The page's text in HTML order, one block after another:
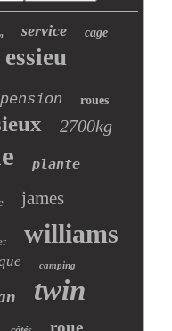
service cage
roues
2700kg
plante
james
williams
camping
twin
roue